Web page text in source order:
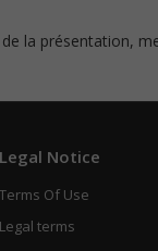
la présentation,
Legal Notice
Terms Of Use
Legal terms